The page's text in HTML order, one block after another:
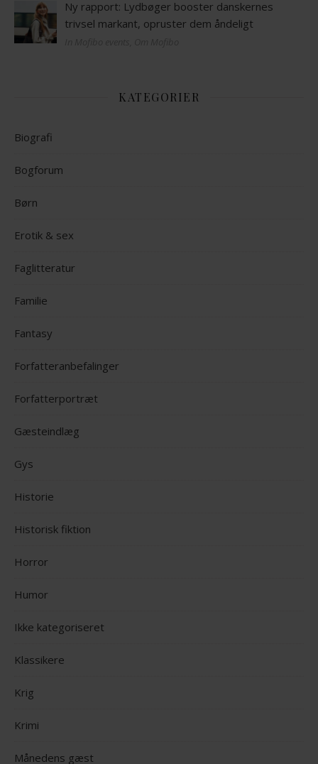
Ny rapport: Lydbøger booster danskernes
trivsel markant, opruster dem åndeligt
KATEGORIER
Biografi
Bogforum
Børn
Erotik & sex
Faglitteratur
Familie
Fantasy
Forfatteranbefalinger
Forfatterportræt
Gæsteindlæg
Gys
Historie
Historisk fiktion
Horror
Humor
Ikke kategoriseret
Klassikere
Krig
Krimi
Månedens gæst